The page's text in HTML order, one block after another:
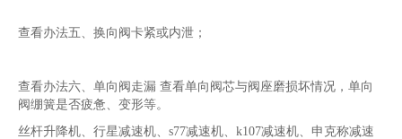
查看办法五、换向阀卡紧或内泄；
查看办法六、单向阀走漏 查看单向阀芯与阀座磨损坏情况，单向
阀绷簧是否疲惫、变形等。
丝杆升降机、行星减速机、s77减速机、k107减速机、申克称减速